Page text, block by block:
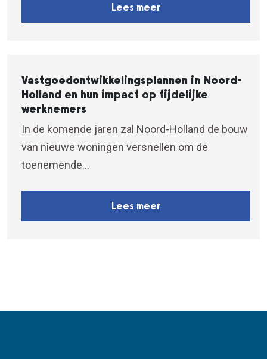
Lees meer
Vastgoedontwikkelingsplannen in Noord-
Holland en hun impact op tijdelijke
werknemers
In de komende jaren zal Noord-Holland de bouw
van nieuwe woningen versnellen om de
toenemende...
Lees meer